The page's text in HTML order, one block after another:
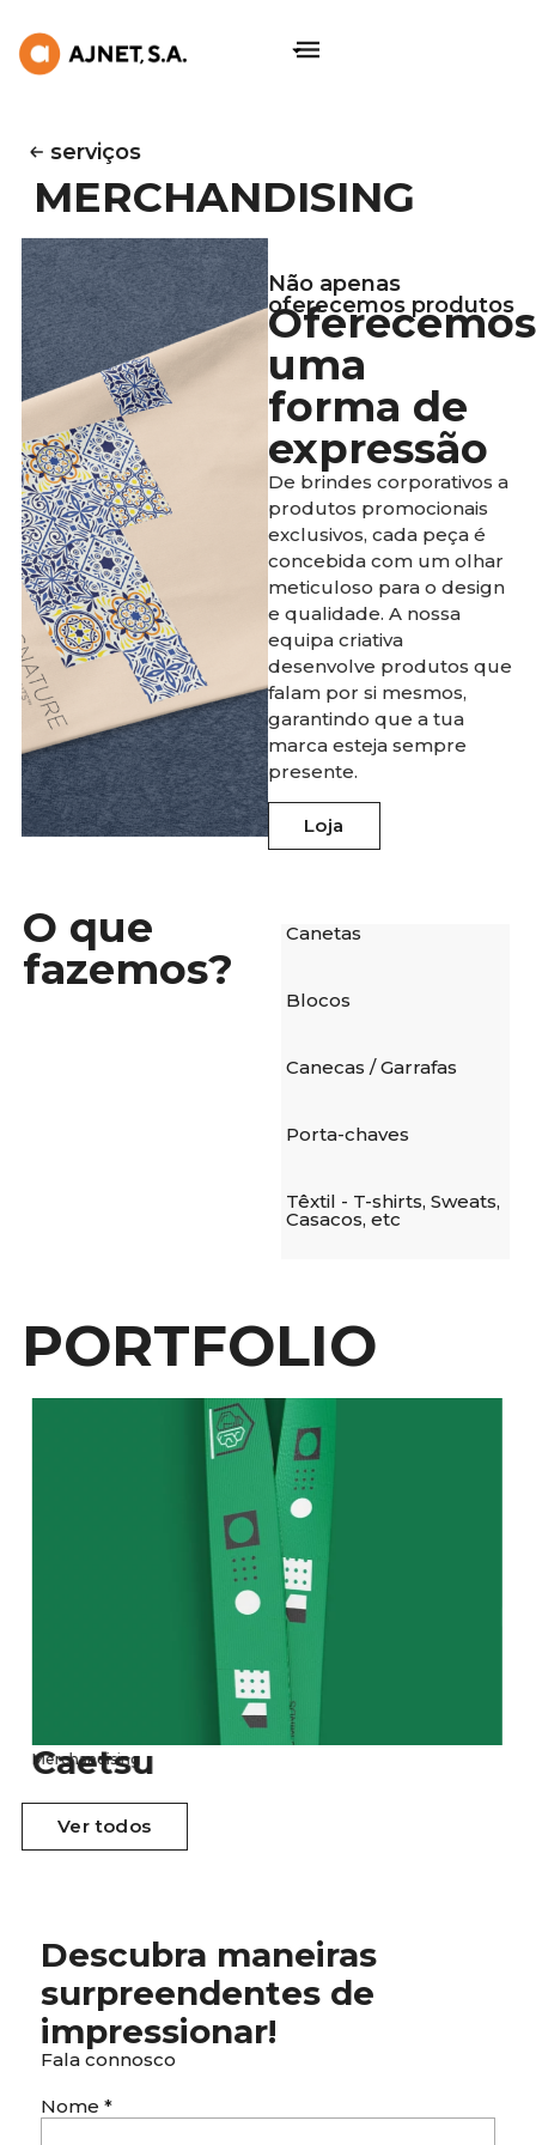
serviços
MERCHANDISING
Não apenas
oferecemos produtos
Oferecemos
uma
forma de
expressão
De brindes corporativos a
produtos promocionais
exclusivos, cada peça é
concebida com um olhar
meticuloso para o design
e qualidade. A nossa
equipa criativa
desenvolve produtos que
falam por si mesmos,
garantindo que a tua
marca esteja sempre
presente.
Loja
O que
fazemos?
Canetas
Blocos
Canecas / Garrafas
Porta-chaves
Têxtil - T-shirts, Sweats,
Casacos, etc
PORTFOLIO
Ver todos
Descubra maneiras
surpreendentes de
impressionar!
Fala connosco
Nome*